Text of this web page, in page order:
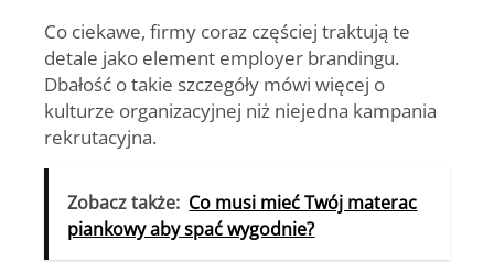
Co ciekawe, firmy coraz częściej traktują te
detale jako element employer brandingu.
Dbałość o takie szczegóły mówi więcej o
kulturze organizacyjnej niż niejedna kampania
rekrutacyjna.
Zobacz także: Co musi mieć Twój materac
piankowy aby spać wygodnie?